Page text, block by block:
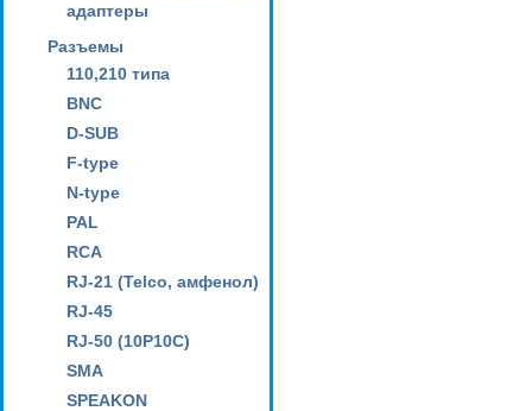
адаптеры
Разъемы
110,210 типа
BNC
D-SUB
F-type
N-type
PAL
RCA
RJ-21 (Telco, амфенол)
RJ-45
RJ-50 (10P10C)
SMA
SPEAKON